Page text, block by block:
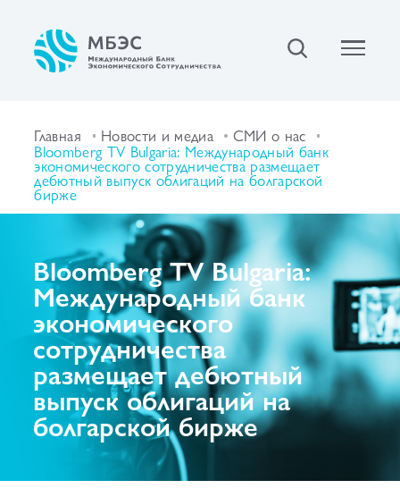
Главная Новости и медиа СМИ о нас
Bloomberg TV Bulgaria: Международный банк
экономического сотрудничества размещает
дебютный выпуск облигаций на болгарской
бирже
Bloomberg TV Bulgaria:
Международный банк
экономического
сотрудничества
размещает дебютный
выпуск облигаций на
болгарской бирже